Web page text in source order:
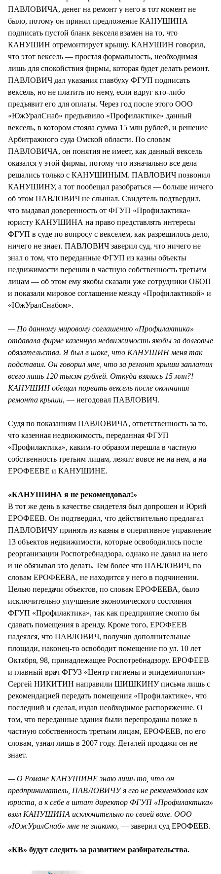
ПАВЛОВИЧА, денег на ремонт у него в тот момент не
было, потому он принял предложение КАНУШИНА
подписать пустой бланк векселя взамен на то, что
КАНУШИН отремонтирует крышу. КАНУШИН говорил,
что этот вексель — простая формальность, необходимая
лишь для спокойствия фирмы, которая будет делать ремонт.
ПАВЛОВИЧ дал указания главбуху ФГУП подписать
вексель, но не платить по нему, если вдруг кто-либо
предъявит его для оплаты. Через год после этого ООО
«ЮжУралСнаб» предъявило «Профилактике» данный
вексель, в котором стояла сумма 15 млн рублей, и решение
Арбитражного суда Омской области. По словам
ПАВЛОВИЧА, он понятия не имеет, как данный вексель
оказался у этой фирмы, потому что изначально все дела
решались только с КАНУШИНЫМ. ПАВЛОВИЧ позвонил
КАНУШИНУ, а тот пообещал разобраться — больше ничего
об этом ПАВЛОВИЧ не слышал. Свидетель подтвердил,
что выдавал доверенность от ФГУП «Профилактика»
юристу КАНУШИНА на право представлять интересы
ФГУП в суде по вопросу с векселем, как разрешилось дело,
ничего не знает. ПАВЛОВИЧ заверил суд, что ничего не
знал о том, что переданные ФГУП из казны объекты
недвижимости перешли в частную собственность третьим
лицам — об этом ему якобы сказали уже сотрудники ОБОП
и показали мировое соглашение между «Профилактикой» и
«ЮжУралСнабом».
— По данному мировому соглашению «Профилактика»
отдавала фирме казенную недвижимость якобы за долговые
обязательства. Я был в шоке, что КАНУШИН меня так
подставил. Он говорил мне, что за ремонт крыши заплатил
всего лишь 120 тысяч рублей. Откуда взялись 15 млн?!
КАНУШИН обещал порвать вексель после окончания
ремонта крыши, — негодовал ПАВЛОВИЧ.
Судя по показаниям ПАВЛОВИЧА, ответственность за то,
что казенная недвижимость, переданная ФГУП
«Профилактика», каким-то образом перешла в частную
собственность третьим лицам, лежит вовсе не на нем, а на
ЕРОФЕЕВЕ и КАНУШИНЕ.
«КАНУШИНА я не рекомендовал!»
В тот же день в качестве свидетеля был допрошен и Юрий
ЕРОФЕЕВ. Он подтвердил, что действительно предлагал
ПАВЛОВИЧУ принять из казны в оперативное управление
13 объектов недвижимости, которые освободились после
реорганизации Роспотребнадзора, однако не давил на него
и не обязывал это делать. Тем более что ПАВЛОВИЧ, по
словам ЕРОФЕЕВА, не находится у него в подчинении.
Целью передачи объектов, по словам ЕРОФЕЕВА, было
исключительно улучшение экономического состояния
ФГУП «Профилактика», так как предприятие смогло бы
сдавать помещения в аренду. Кроме того, ЕРОФЕЕВ
надеялся, что ПАВЛОВИЧ, получив дополнительные
площади, наконец-то освободит помещение по ул. 10 лет
Октября, 98, принадлежащее Роспотребнадзору. ЕРОФЕЕВ
и главный врач ФГУЗ «Центр гигиены и эпидемиологии»
Сергей НИКИТИН направили ШИШКИНУ письма лишь с
рекомендацией передать помещения «Профилактике», что
последний и сделал, издав необходимое распоряжение. О
том, что переданные здания были перепроданы позже в
частную собственность третьим лицам, ЕРОФЕЕВ, по его
словам, узнал лишь в 2007 году. Деталей продажи он не
знает.
— О Романе КАНУШИНЕ знаю лишь то, что он
предприниматель, ПАВЛОВИЧУ я его не рекомендовал как
юриста, а к себе в штат директор ФГУП «Профилактика»
взял КАНУШИНА исключительно по своей воле. ООО
«ЮжУралСнаб» мне не знакомо, — заверил суд ЕРОФЕЕВ.
«КВ» будут следить за развитием разбирательства.